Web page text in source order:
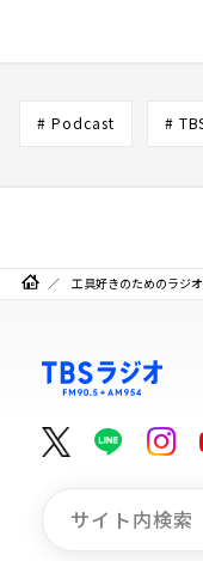
# Podcast #
工具好きのためのラジオ